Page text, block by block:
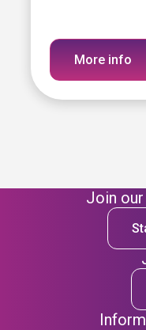
More info
Join